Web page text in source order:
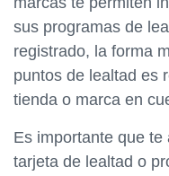
sus programas de
registrado, la forma
puntos de lealtad es
tienda o marca en
Es importante que
tarjeta de lealtad o